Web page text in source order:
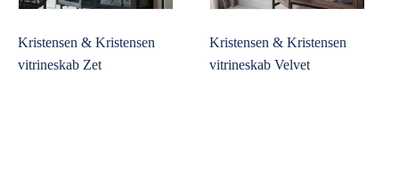
Kristensen & Kristensen
vitrineskab Zet
Kristensen & Kristensen
vitrineskab Velvet